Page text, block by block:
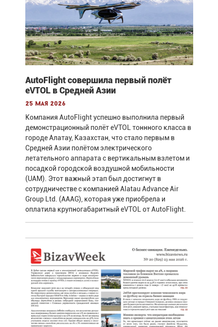
AutoFlight совершила первый полёт
eVTOL в Средней Азии
25 мая 2026
Компания AutoFlight успешно выполнила первый
демонстрационный полёт eVTOL тоннного класса в
городе Алатау, Казахстан, что стало первым в
Средней Азии полётом электрического
летательного аппарата с вертикальным взлетом и
посадкой городской воздушной мобильности
(UAM). Этот важный этап был достигнут в
сотрудничестве с компанией Alatau Advance Air
Group Ltd. (AAAG), которая уже приобрела и
оплатила крупногабаритный eVTOL от AutoFlight.